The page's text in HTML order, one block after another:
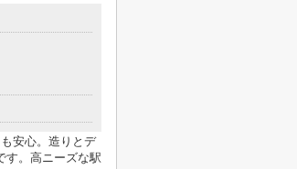
安心。造りとデ
す。高ニーズな駅